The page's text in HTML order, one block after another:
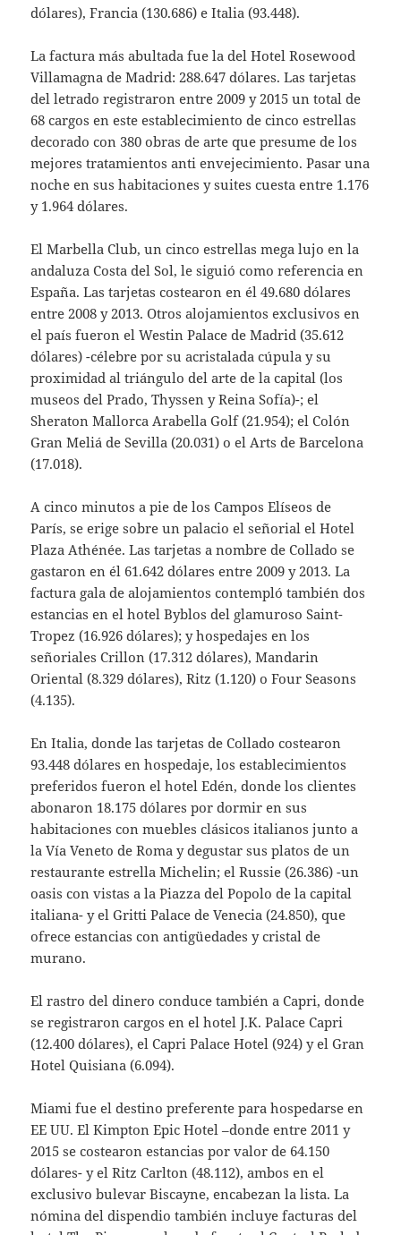
dólares), Francia (130.686) e Italia (93.448).
La factura más abultada fue la del Hotel Rosewood
Villamagna de Madrid: 288.647 dólares. Las tarjetas
del letrado registraron entre 2009 y 2015 un total de
68 cargos en este establecimiento de cinco estrellas
decorado con 380 obras de arte que presume de los
mejores tratamientos anti envejecimiento. Pasar una
noche en sus habitaciones y suites cuesta entre 1.176
y 1.964 dólares.
El Marbella Club, un cinco estrellas mega lujo en la
andaluza Costa del Sol, le siguió como referencia en
España. Las tarjetas costearon en él 49.680 dólares
entre 2008 y 2013. Otros alojamientos exclusivos en
el país fueron el Westin Palace de Madrid (35.612
dólares) -célebre por su acristalada cúpula y su
proximidad al triángulo del arte de la capital (los
museos del Prado, Thyssen y Reina Sofía)-; el
Sheraton Mallorca Arabella Golf (21.954); el Colón
Gran Meliá de Sevilla (20.031) o el Arts de Barcelona
(17.018).
A cinco minutos a pie de los Campos Elíseos de
París, se erige sobre un palacio el señorial el Hotel
Plaza Athénée. Las tarjetas a nombre de Collado se
gastaron en él 61.642 dólares entre 2009 y 2013. La
factura gala de alojamientos contempló también dos
estancias en el hotel Byblos del glamuroso Saint-
Tropez (16.926 dólares); y hospedajes en los
señoriales Crillon (17.312 dólares), Mandarin
Oriental (8.329 dólares), Ritz (1.120) o Four Seasons
(4.135).
En Italia, donde las tarjetas de Collado costearon
93.448 dólares en hospedaje, los establecimientos
preferidos fueron el hotel Edén, donde los clientes
abonaron 18.175 dólares por dormir en sus
habitaciones con muebles clásicos italianos junto a
la Vía Veneto de Roma y degustar sus platos de un
restaurante estrella Michelin; el Russie (26.386) -un
oasis con vistas a la Piazza del Popolo de la capital
italiana- y el Gritti Palace de Venecia (24.850), que
ofrece estancias con antigüedades y cristal de
murano.
El rastro del dinero conduce también a Capri, donde
se registraron cargos en el hotel J.K. Palace Capri
(12.400 dólares), el Capri Palace Hotel (924) y el Gran
Hotel Quisiana (6.094).
Miami fue el destino preferente para hospedarse en
EE UU. El Kimpton Epic Hotel –donde entre 2011 y
2015 se costearon estancias por valor de 64.150
dólares- y el Ritz Carlton (48.112), ambos en el
exclusivo bulevar Biscayne, encabezan la lista. La
nómina del dispendio también incluye facturas del